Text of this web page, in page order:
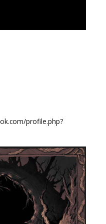
profile.php?